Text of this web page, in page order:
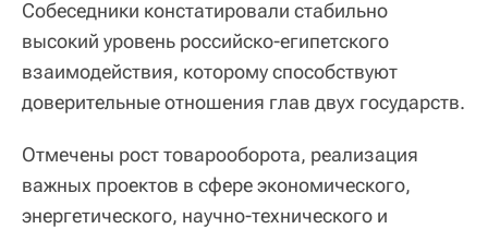
Собеседники констатировали стабильно
высокий уровень российско-египетского
взаимодействия, которому способствуют
доверительные отношения глав двух государств.
Отмечены рост товарооборота, реализация
важных проектов в сфере экономического,
энергетического, научно-технического и